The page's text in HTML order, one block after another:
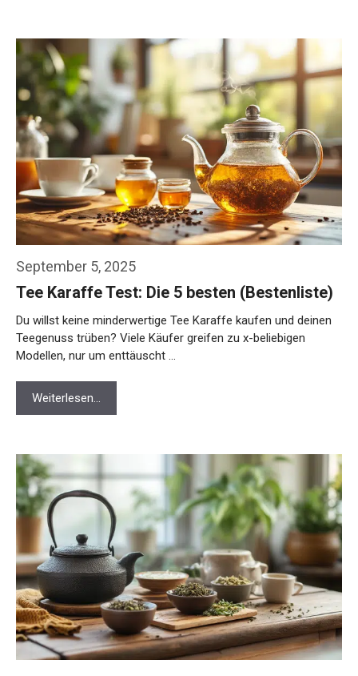
September 5, 2025
Tee Karaffe Test: Die 5 besten (Bestenliste)
Du willst keine minderwertige Tee Karaffe kaufen und deinen
Teegenuss trüben? Viele Käufer greifen zu x-beliebigen
Modellen, nur um enttäuscht …
Weiterlesen…